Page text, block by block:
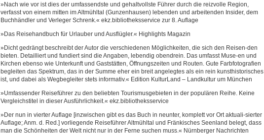
»Nach wie vor ist dies der umfassendste und gehaltvollste Führer durch die reizvolle Region,
verfasst von einem mitten im Altmühltal (Gunzenhausen) lebenden und arbeitenden Insider, dem
Buchhändler und Verleger Schrenk.« ekz.bibliotheksservice zur 8. Auflage
»Das Reisehandbuch für Urlauber und Ausflügler.« Highlights Magazin
»Dicht gedrängt beschreibt der Autor die verschiedenen Möglichkeiten, die sich den Reisen-den
bieten. Detailliert und fundiert sind die Angaben, lebendig obendrein. Das umfasst Muse-en und
Kirchen ebenso wie Unterkunft und Gaststätten, Öffnungszeiten und Routen. Gute Farbfotografien
begleiten das Spektrum, das in der Summe eher ein breit angelegtes als ein rein kunsthistorisches
ist, und dabei als Wegbegleiter stets informativ.« Edition KulturLand – Landkultur um München
»Umfassender Reiseführer zu den beliebten Tourismusgebieten in der populären Reihe. Keine
Vergleichstitel in dieser Ausführlichkeit.« ekz.bibliotheksservice
»Der nun in vierter Auflage [inzwischen gibt es das Buch in neunter, komplett vor Ort aktuali-sierter
Auflage; Anm. d. Red.] vorliegende Reiseführer Altmühltal und Fränkisches Seenland belegt, dass
man die Schönheiten der Welt nicht nur in der Ferne suchen muss.« Nürnberger Nachrichten